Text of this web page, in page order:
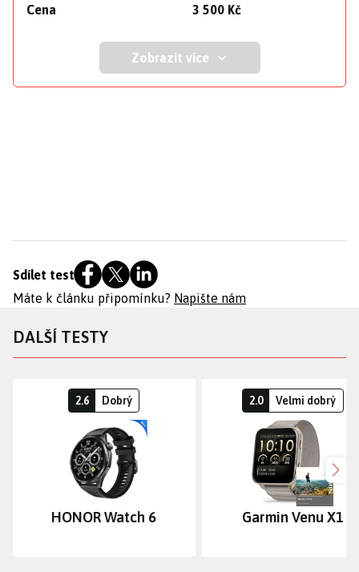
Cena 3 500 Kč
Zobrazit více
Sdílet test
Máte k článku připomínku? Napište nám
DALŠÍ TESTY
2.6 Dobrý
HONOR Watch 6
2.0 Velmi dobrý
Garmin Venu X1